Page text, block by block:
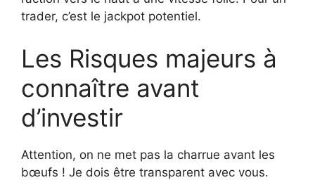
trader, c’est le jackpot potentiel.
Les Risques majeurs à
connaître avant
d’investir
Attention, on ne met pas la charrue avant les
bœufs ! Je dois être transparent avec vous.